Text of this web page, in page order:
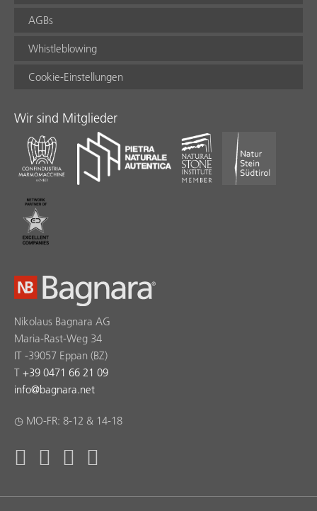
AGBs
Whistleblowing
Cookie-Einstellungen
Wir sind Mitglieder
Nikolaus Bagnara AG
Maria-Rast-Weg 34
IT -39057 Eppan (BZ)
T +39 0471 66 21 09
info@bagnara.net
◷ MO-FR: 8-12 & 14-18